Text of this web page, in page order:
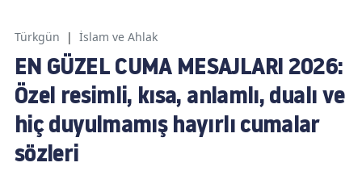
Türkgün | İslam ve Ahlak
EN GÜZEL CUMA MESAJLARI 2026:
Özel resimli, kısa, anlamlı, dualı ve
hiç duyulmamış hayırlı cumalar
sözleri